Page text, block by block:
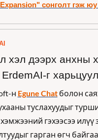
Expansion" сонголт гэж
хэл дээрх анхны
г
н Egune Chat болон
туслахуудыг
гэхээсээ илүү
гарган өгч